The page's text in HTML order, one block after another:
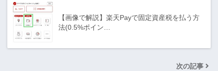
【画像で解説】楽天Payで固定資産税を払う方
法(0.5%ポイン…
次の記事